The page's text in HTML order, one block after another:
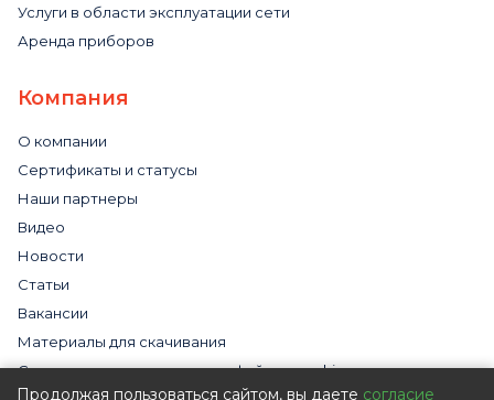
Услуги в области эксплуатации сети
Аренда приборов
Компания
О компании
Сертификаты и статусы
Наши партнеры
Видео
Новости
Статьи
Вакансии
Материалы для скачивания
Cогласие на использование файлов cookies
Продолжая пользоваться сайтом, вы даете согласие